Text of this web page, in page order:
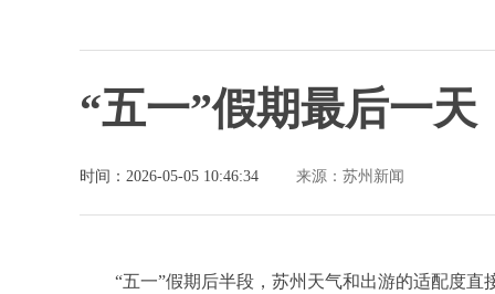
“五一”假期最后一
时间：2026-05-05 10:46:34 来源：苏州新闻
“五一”假期后半段，苏州天气和出游的适配度直